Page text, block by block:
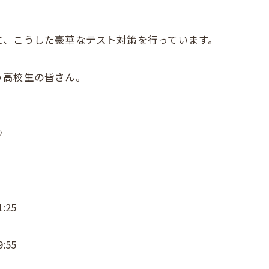
こうした豪華なテスト対策を行っています。
校生の皆さん。